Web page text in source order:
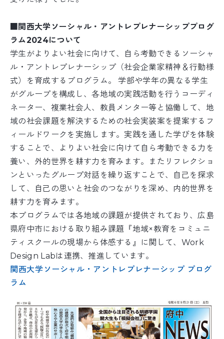
■関西大学ソーシャル・アントレプレナーシッププログ
ラム2024について
学生がよりよい社会に向けて、自ら考動できるソーシャ
ル・アントレプレナーシップ（社会企業家精神＆行動様
式）を育成するプログラム。 学部や学年の異なる学生
がグループを構成し、各地域の実践活動を行うコーディ
ネーター、複業社会人、教員メンター等と協働して、地
域の社会課題を解決するための社会実装案を提案するフ
ィールドワークを実施します。実践を通した学びを体験
することで、よりよい社会に向けて自ら考動できる力を
養い、外的世界を耕す力を育みます。またリフレクショ
ンといったグループ対話を繰り返すことで、自己を探求
して、自己の思いと社会のつながりを深め、内的世界を
耕す力を育みます。
本プログラムでは各地域の課題が提供されており、広島
県府中市における取り組み課題『地域×教育をコミュニ
ティスクールの現場から体感する』に関して、Work
Design Labは連携、推進しています。
関西大学ソーシャル・アントレプレナーシップ プログ
ラム